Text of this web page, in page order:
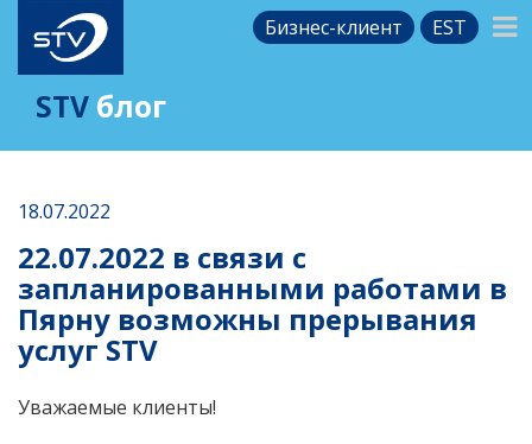
Бизнес-клиент EST
STV блог
18.07.2022
22.07.2022 в связи с
запланированными работами в
Пярну возможны прерывания
услуг STV
Уважаемые клиенты!